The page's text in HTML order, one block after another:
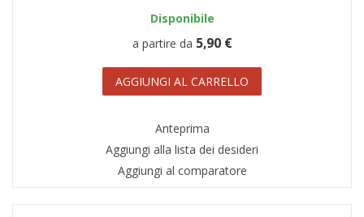
Disponibile
a partire da 5,90 €
AGGIUNGI AL CARRELLO
Anteprima
Aggiungi alla lista dei desideri
Aggiungi al comparatore